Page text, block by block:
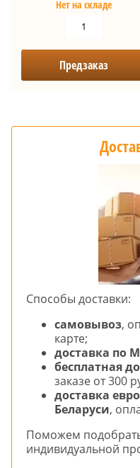
Способы доставки:
самовывоз,
карте;
доставка по
бесплатная
заказе от 300
доставка
Беларуси,
Поможем
индивидуальной
Нет на складе
Предзаказ